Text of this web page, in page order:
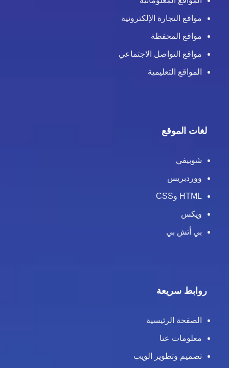
مواقع التجارة الإلكترونية
مواقع المحفظة
مواقع التواصل الاجتماعي
المواقع التعليمية
لغات الموقع
شوبيفي
ووردبريس
HTML وCSS
ويكس
بي أتش بي
روابط سريعة
الصفحة الرئيسية
معلومات عنا
تصميم وتطوير الويب